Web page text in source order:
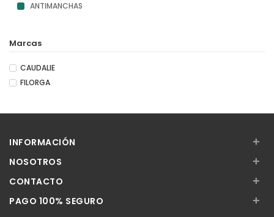
ANTIMANCHAS
Marcas
CAUDALIE
FILORGA
INFORMACIÓN +
NOSOTROS +
CONTACTO +
PAGO 100% SEGURO +